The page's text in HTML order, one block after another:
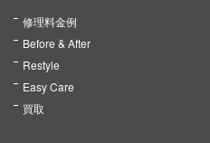
修理料金例
Before & After
Restyle
Easy Care
買取